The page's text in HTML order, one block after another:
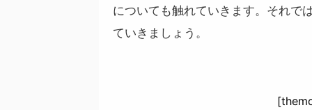
についても触れていきます。 それで
ていきましょう。